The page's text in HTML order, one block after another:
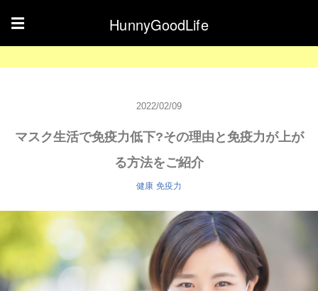
☰ HunnyGoodLife
2022/02/09
マスク生活で免疫力低下?その理由と免疫力が上が
る方法をご紹介
健康 免疫力